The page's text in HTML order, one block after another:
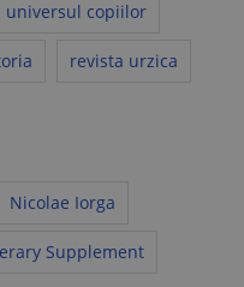
universul copiilor
revista urzica
Nicolae Iorga
Supplement